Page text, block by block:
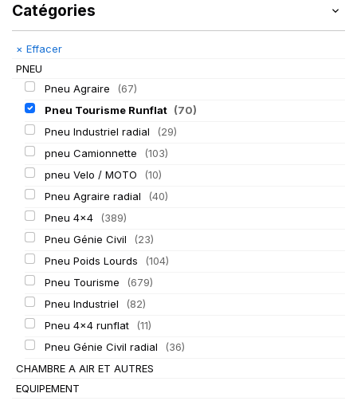
Catégories
× Effacer
PNEU
Pneu Agraire
(67)
Pneu Tourisme Runflat (70)
Pneu Industriel radial
(29)
pneu Camionnette
(103)
pneu Velo / MOTO
(10)
Pneu Agraire radial
(40)
Pneu 4x4
(389)
Pneu Génie Civil
(23)
Pneu Poids Lourds
(104)
Pneu Tourisme
(679)
Pneu Industriel
(82)
Pneu 4x4 runflat
(11)
Pneu Génie Civil radial
(36)
CHAMBRE A AIR ET AUTRES
EQUIPEMENT